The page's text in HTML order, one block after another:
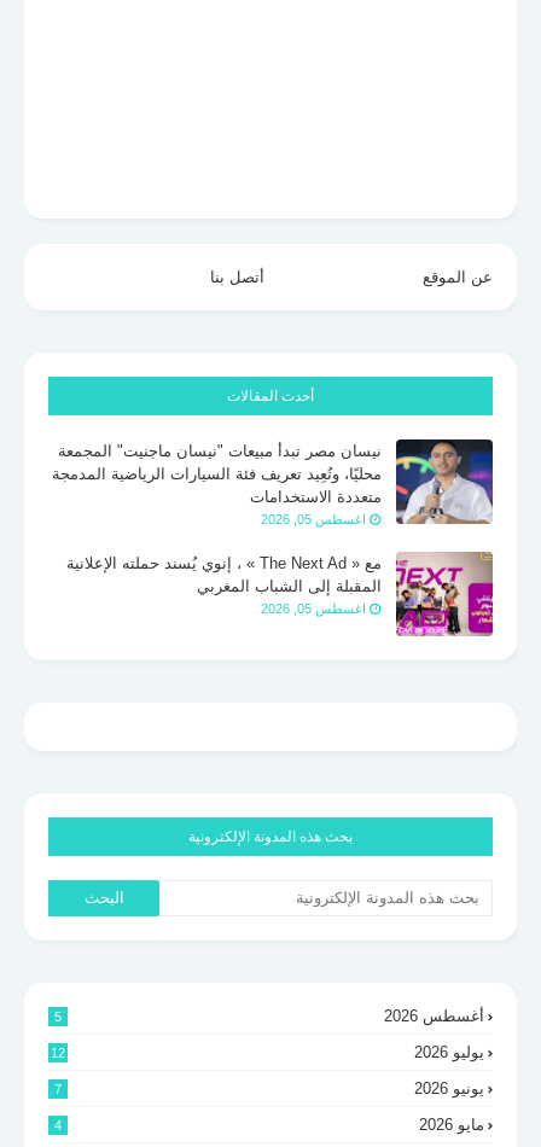
عن الموقع أتصل بنا
أحدث المقالات
نيسان مصر تبدأ مبيعات "نيسان ماجنيت" المجمعة
محليًا، وتُعِيد تعريف فئة السيارات الرياضية المدمجة
متعددة الاستخدامات
اغسطس 05, 2026
مع « The Next Ad » ، إنوي يُسند حملته الإعلانية
المقبلة إلى الشباب المغربي
اغسطس 05, 2026
بحث هذه المدونة الإلكترونية
أغسطس 2026 5
يوليو 2026 12
يونيو 2026 7
مايو 2026 4